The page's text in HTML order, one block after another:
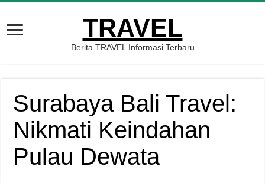
TRAVEL
Berita TRAVEL Informasi Terbaru
Surabaya Bali Travel:
Nikmati Keindahan
Pulau Dewata